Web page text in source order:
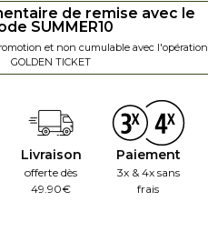
de remise avec le
SUMMER10
et non cumulable avec l'opération
GOLDEN TICKET
Livraison
offerte dès
49.90€
Paiement
3x & 4x sans
frais